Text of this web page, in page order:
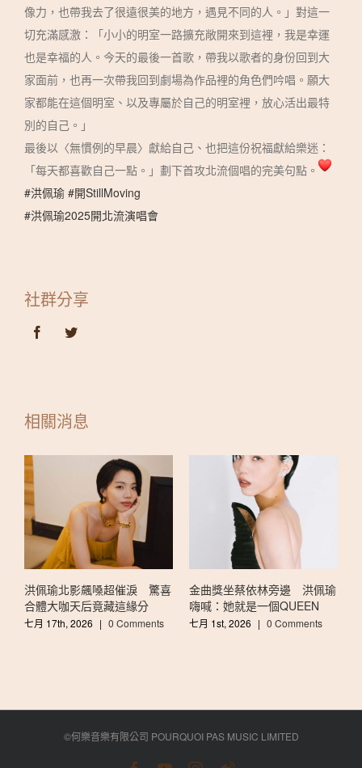
像力，也帶我去了很遠很美的地方，遇見不同的人。」對這一
切充滿感激：「小小的明室一路擴充敞開來到這裡，我是幸運
也是幸福的人。今天的最後一首歌，帶我以歌者的身份回到大
家面前，也再一次帶我回到劇場為作品裡的角色們吟唱。願大
家都能在這個明室、以及專屬於自己的明室裡，放心活出最特
別的自己。」
最後以〈無慣例的早晨〉獻給自己、也把這份祝福獻給樂迷：
「每天都喜歡自己一點。」劃下首攻北流個唱的完美句點。
#洪佩瑜 #開StillMoving
#洪佩瑜2025開北流演唱會
社群分享
FacebookTwitter
洪佩瑜北影飆嗓超催淚 驚喜
合體大咖天后竟藏這緣分
七月 17th, 2026 | 0 Comments
金曲獎坐蔡依林旁邊 洪佩瑜
嗨喊：她就是一個QUEEN
七月 1st, 2026 | 0 Comments
©何樂音樂有限公司 POURQUOI PAS MUSIC LIMITED